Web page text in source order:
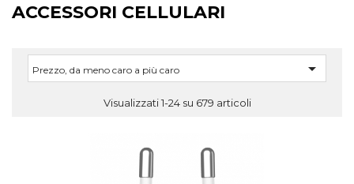
ACCESSORI CELLULARI
Prezzo, da meno caro a più caro 
Visualizzati 1-24 su 679 articoli